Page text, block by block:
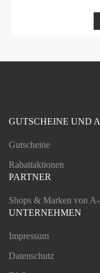
GUTSCHEINE UND
Gutscheine
Rabattaktionen
PARTNER
Shops & Marken von
UNTERNEHMEN
Impressum
Datenschutz